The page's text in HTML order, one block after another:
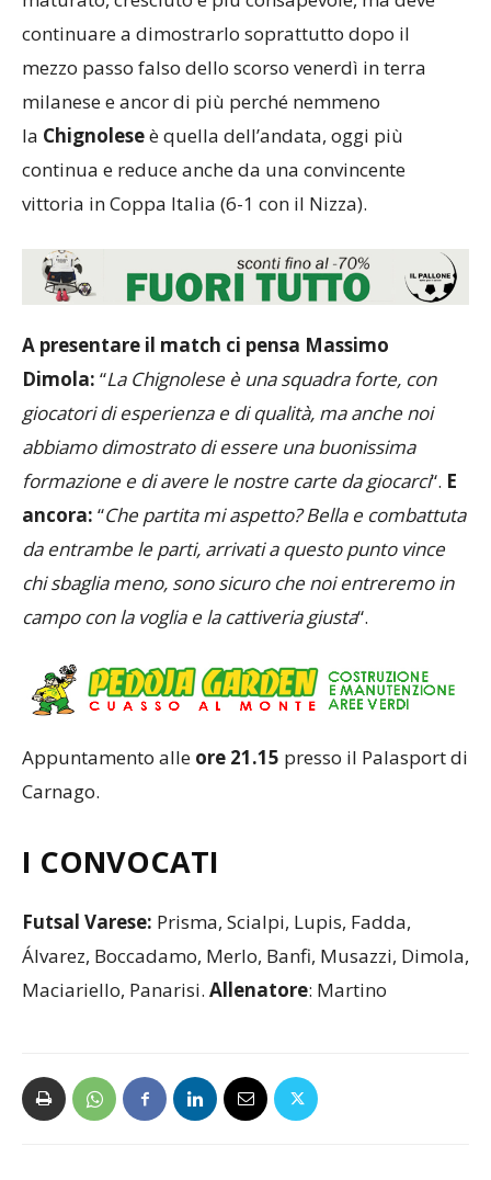
continuare a dimostrarlo soprattutto dopo il
mezzo passo falso dello scorso venerdì in terra
milanese e ancor di più perché nemmeno
la Chignoleseè quella dell’andata, oggi più
continua e reduce anche da una convincente
vittoria in Coppa Italia (6-1 con il Nizza).
A presentare il match ci pensa Massimo
Dimola: “La Chignolese è una squadra forte, con
giocatori di esperienza e di qualità, ma anche noi
abbiamo dimostrato di essere una buonissima
formazione e di avere le nostre carte da giocarci“. E
ancora: “Che partita mi aspetto? Bella e combattuta
da entrambe le parti, arrivati a questo punto vince
chi sbaglia meno, sono sicuro che noi entreremo in
campo con la voglia e la cattiveria giusta“.
Appuntamento alle ore 21.15 presso il Palasport di
Carnago.
I CONVOCATI
Futsal Varese: Prisma, Scialpi, Lupis, Fadda,
Álvarez, Boccadamo, Merlo, Banfi, Musazzi, Dimola,
Maciariello, Panarisi. Allenatore: Martino